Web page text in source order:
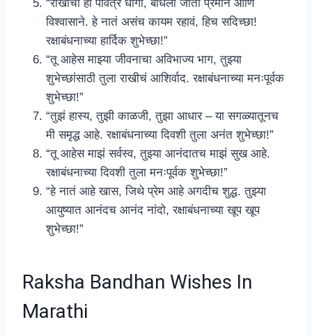
“राखीचा हा पवित्र धागा, बांधला जातो प्रेमाने आणि
विश्वासाने. हे नातं असंच कायम रहावं, हिच सदिच्छा!
रक्षाबंधनाच्या हार्दिक शुभेच्छा!”
“तू आहेस माझ्या जीवनाचा अविभाज्य भाग, तुझ्या
शुभेच्छांसाठी तुला राखीचं आशिर्वाद. रक्षाबंधनाच्या मनःपूर्वक
शुभेच्छा!”
“तुझं हास्य, तुझी काळजी, तुझा आधार – या सगळ्यातूनच
मी समृद्ध आहे. रक्षाबंधनाच्या दिवशी तुला अनंत शुभेच्छा!”
“तू आहेस माझं सर्वस्व, तुझ्या आनंदातच माझं सुख आहे.
रक्षाबंधनाच्या दिवशी तुला मनःपूर्वक शुभेच्छा!”
“हे नातं आहे खास, जिथे प्रेम आहे अगदीच शुद्ध. तुझ्या
आयुष्यात आनंदच आनंद नांदो, रक्षाबंधनाच्या खूप खूप
शुभेच्छा!”
Raksha Bandhan Wishes In
Marathi